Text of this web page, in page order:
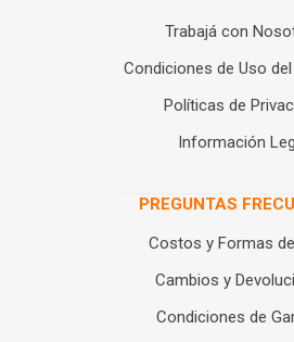
Trabajá con
Condiciones de Uso
Políticas de
Información
PREGUNTAS
Costos y Formas
Cambios y
Condiciones de